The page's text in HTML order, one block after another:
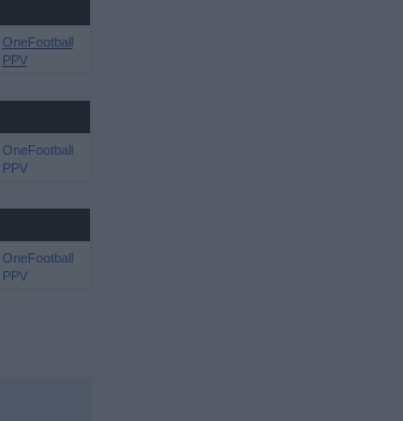
OneFootball
PPV
OneFootball
PPV
OneFootball
PPV